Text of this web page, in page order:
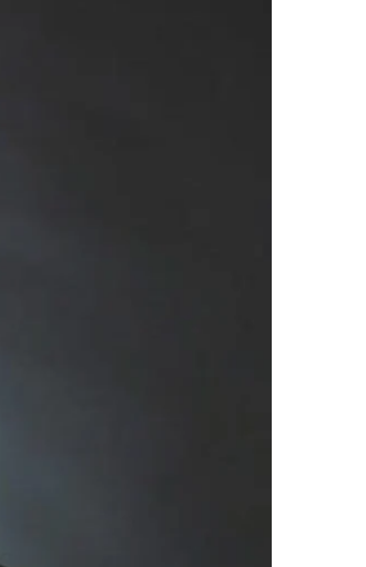
обласної військової
«Великим будівництвом».
Дніпропетровської ОВА,
господарства, який є
адміністрації.
на виробничих